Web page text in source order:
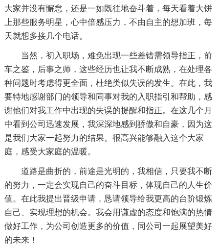
大家并没有懈怠，还是一如既往地奋斗着，每天看着大饼
上那些服务明星，心中倍感压力，不由自主的想加班，每
天就想多接几个电话。
当然，初入职场，难免出现一些差错需领导指正，前
车之鉴，后事之师，这些经历也让我不断成熟，在处理各
种问题时考虑得更全面，杜绝类似失误的发生。在此，我
要特地感谢部门的领导和同事对我的入职指引和帮助，感
谢他们对我工作中出现的失误的提醒和指正。在这几个月
中看到公司迅速发展，我深深地感到骄傲和自豪，因为这
是我们大家一起努力的结果。很高兴能够融入这个大家
庭，感受大家庭的温暖。
道路是曲折的，前途是光明的，我相信，只要我不断
的努力，一定会实现自己的奋斗目标，体现自己的人生价
值。在此我提出晋级申请，恳请领导给我更高的台阶锻炼
自己、实现理想的机会。我会用谦虚的态度和饱满的热情
做好工作，为公司创造更多的价值，同公司一起展望美好
的未来！